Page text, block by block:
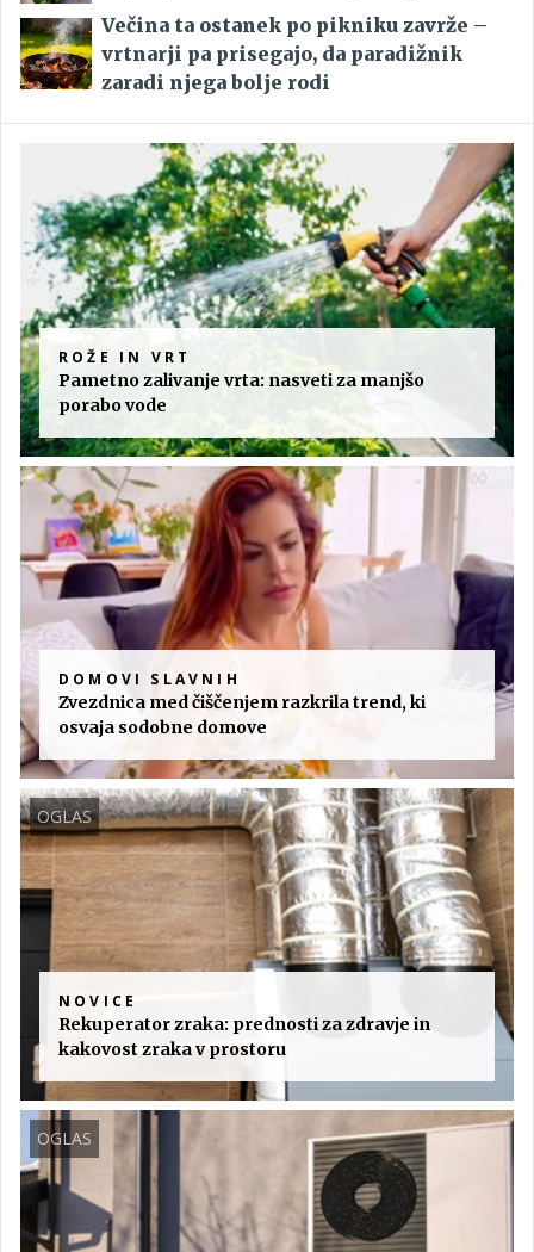
Večina ta ostanek po pikniku zavrže –
vrtnarji pa prisegajo, da paradižnik
zaradi njega bolje rodi
ROŽE IN VRT
Pametno zalivanje vrta: nasveti za manjšo
porabo vode
DOMOVI SLAVNIH
Zvezdnica med čiščenjem razkrila trend, ki
osvaja sodobne domove
OGLAS
NOVICE
Rekuperator zraka: prednosti za zdravje in
kakovost zraka v prostoru
OGLAS